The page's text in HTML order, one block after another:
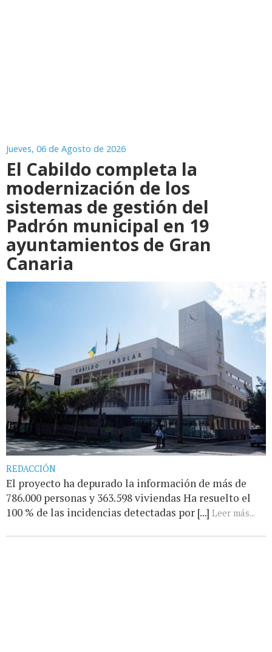
Jueves, 06 de Agosto de 2026
El Cabildo completa la
modernización de los
sistemas de gestión del
Padrón municipal en 19
ayuntamientos de Gran
Canaria
REDACCIÓN
El proyecto ha depurado la información de más de
786.000 personas y 363.598 viviendas Ha resuelto el
100 % de las incidencias detectadas por [...] Leer más...